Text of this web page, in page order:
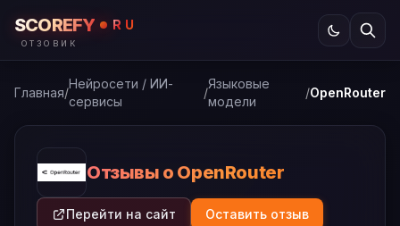
SCOREFY RU
ОТЗОВИК
Главная/
Нейросети / ИИ-
сервисы
/
Языковые
модели
/OpenRouter
Отзывы о OpenRouter
Перейти на сайт Оставить отзыв